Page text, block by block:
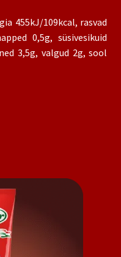
455kJ/109kcal, rasvad
0,5g, süsivesikuid
3,5g, valgud 2g, sool